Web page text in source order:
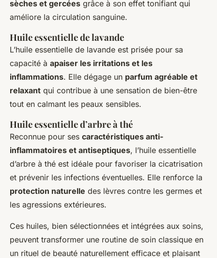
sèches et gercées grâce à son effet tonifiant qui
améliore la circulation sanguine.
Huile essentielle de lavande
L’huile essentielle de lavande est prisée pour sa
capacité à apaiser les irritations et les
inflammations. Elle dégage un parfum agréable et
relaxant qui contribue à une sensation de bien-être
tout en calmant les peaux sensibles.
Huile essentielle d’arbre à thé
Reconnue pour ses caractéristiques anti-
inflammatoires et antiseptiques, l’huile essentielle
d’arbre à thé est idéale pour favoriser la cicatrisation
et prévenir les infections éventuelles. Elle renforce la
protection naturelle des lèvres contre les germes et
les agressions extérieures.
Ces huiles, bien sélectionnées et intégrées aux soins,
peuvent transformer une routine de soin classique en
un rituel de beauté naturellement efficace et plaisant